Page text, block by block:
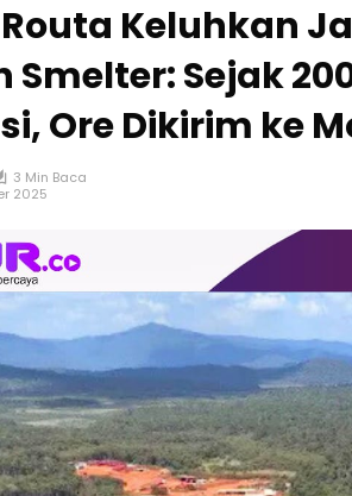
Keluhkan
Smelter: Sejak
Ore Dikirim ke
3 Min Baca
2025